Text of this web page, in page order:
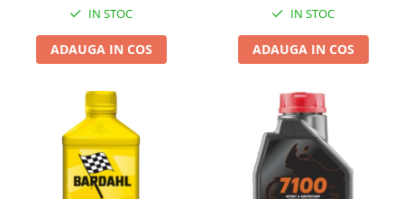
IN STOC
ADAUGA IN COS
IN STOC
ADAUGA IN COS